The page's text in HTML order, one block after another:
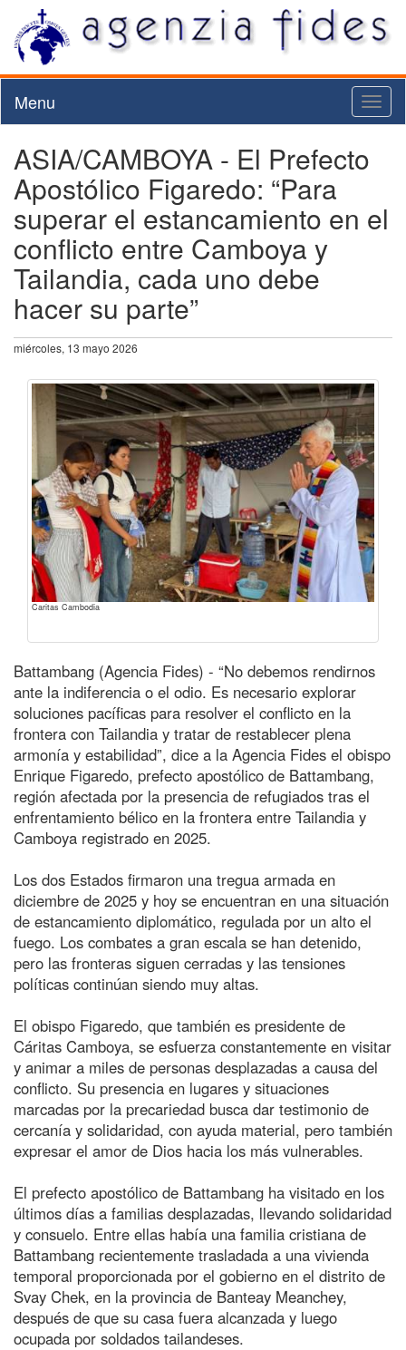
Menu
ASIA/CAMBOYA - El Prefecto
Apostólico Figaredo: “Para
superar el estancamiento en el
conflicto entre Camboya y
Tailandia, cada uno debe
hacer su parte”
miércoles, 13 mayo 2026
Caritas Cambodia
Battambang (Agencia Fides) - “No debemos rendirnos
ante la indiferencia o el odio. Es necesario explorar
soluciones pacíficas para resolver el conflicto en la
frontera con Tailandia y tratar de restablecer plena
armonía y estabilidad”, dice a la Agencia Fides el obispo
Enrique Figaredo, prefecto apostólico de Battambang,
región afectada por la presencia de refugiados tras el
enfrentamiento bélico en la frontera entre Tailandia y
Camboya registrado en 2025.
Los dos Estados firmaron una tregua armada en
diciembre de 2025 y hoy se encuentran en una situación
de estancamiento diplomático, regulada por un alto el
fuego. Los combates a gran escala se han detenido,
pero las fronteras siguen cerradas y las tensiones
políticas continúan siendo muy altas.
El obispo Figaredo, que también es presidente de
Cáritas Camboya, se esfuerza constantemente en visitar
y animar a miles de personas desplazadas a causa del
conflicto. Su presencia en lugares y situaciones
marcadas por la precariedad busca dar testimonio de
cercanía y solidaridad, con ayuda material, pero también
expresar el amor de Dios hacia los más vulnerables.
El prefecto apostólico de Battambang ha visitado en los
últimos días a familias desplazadas, llevando solidaridad
y consuelo. Entre ellas había una familia cristiana de
Battambang recientemente trasladada a una vivienda
temporal proporcionada por el gobierno en el distrito de
Svay Chek, en la provincia de Banteay Meanchey,
después de que su casa fuera alcanzada y luego
ocupada por soldados tailandeses.